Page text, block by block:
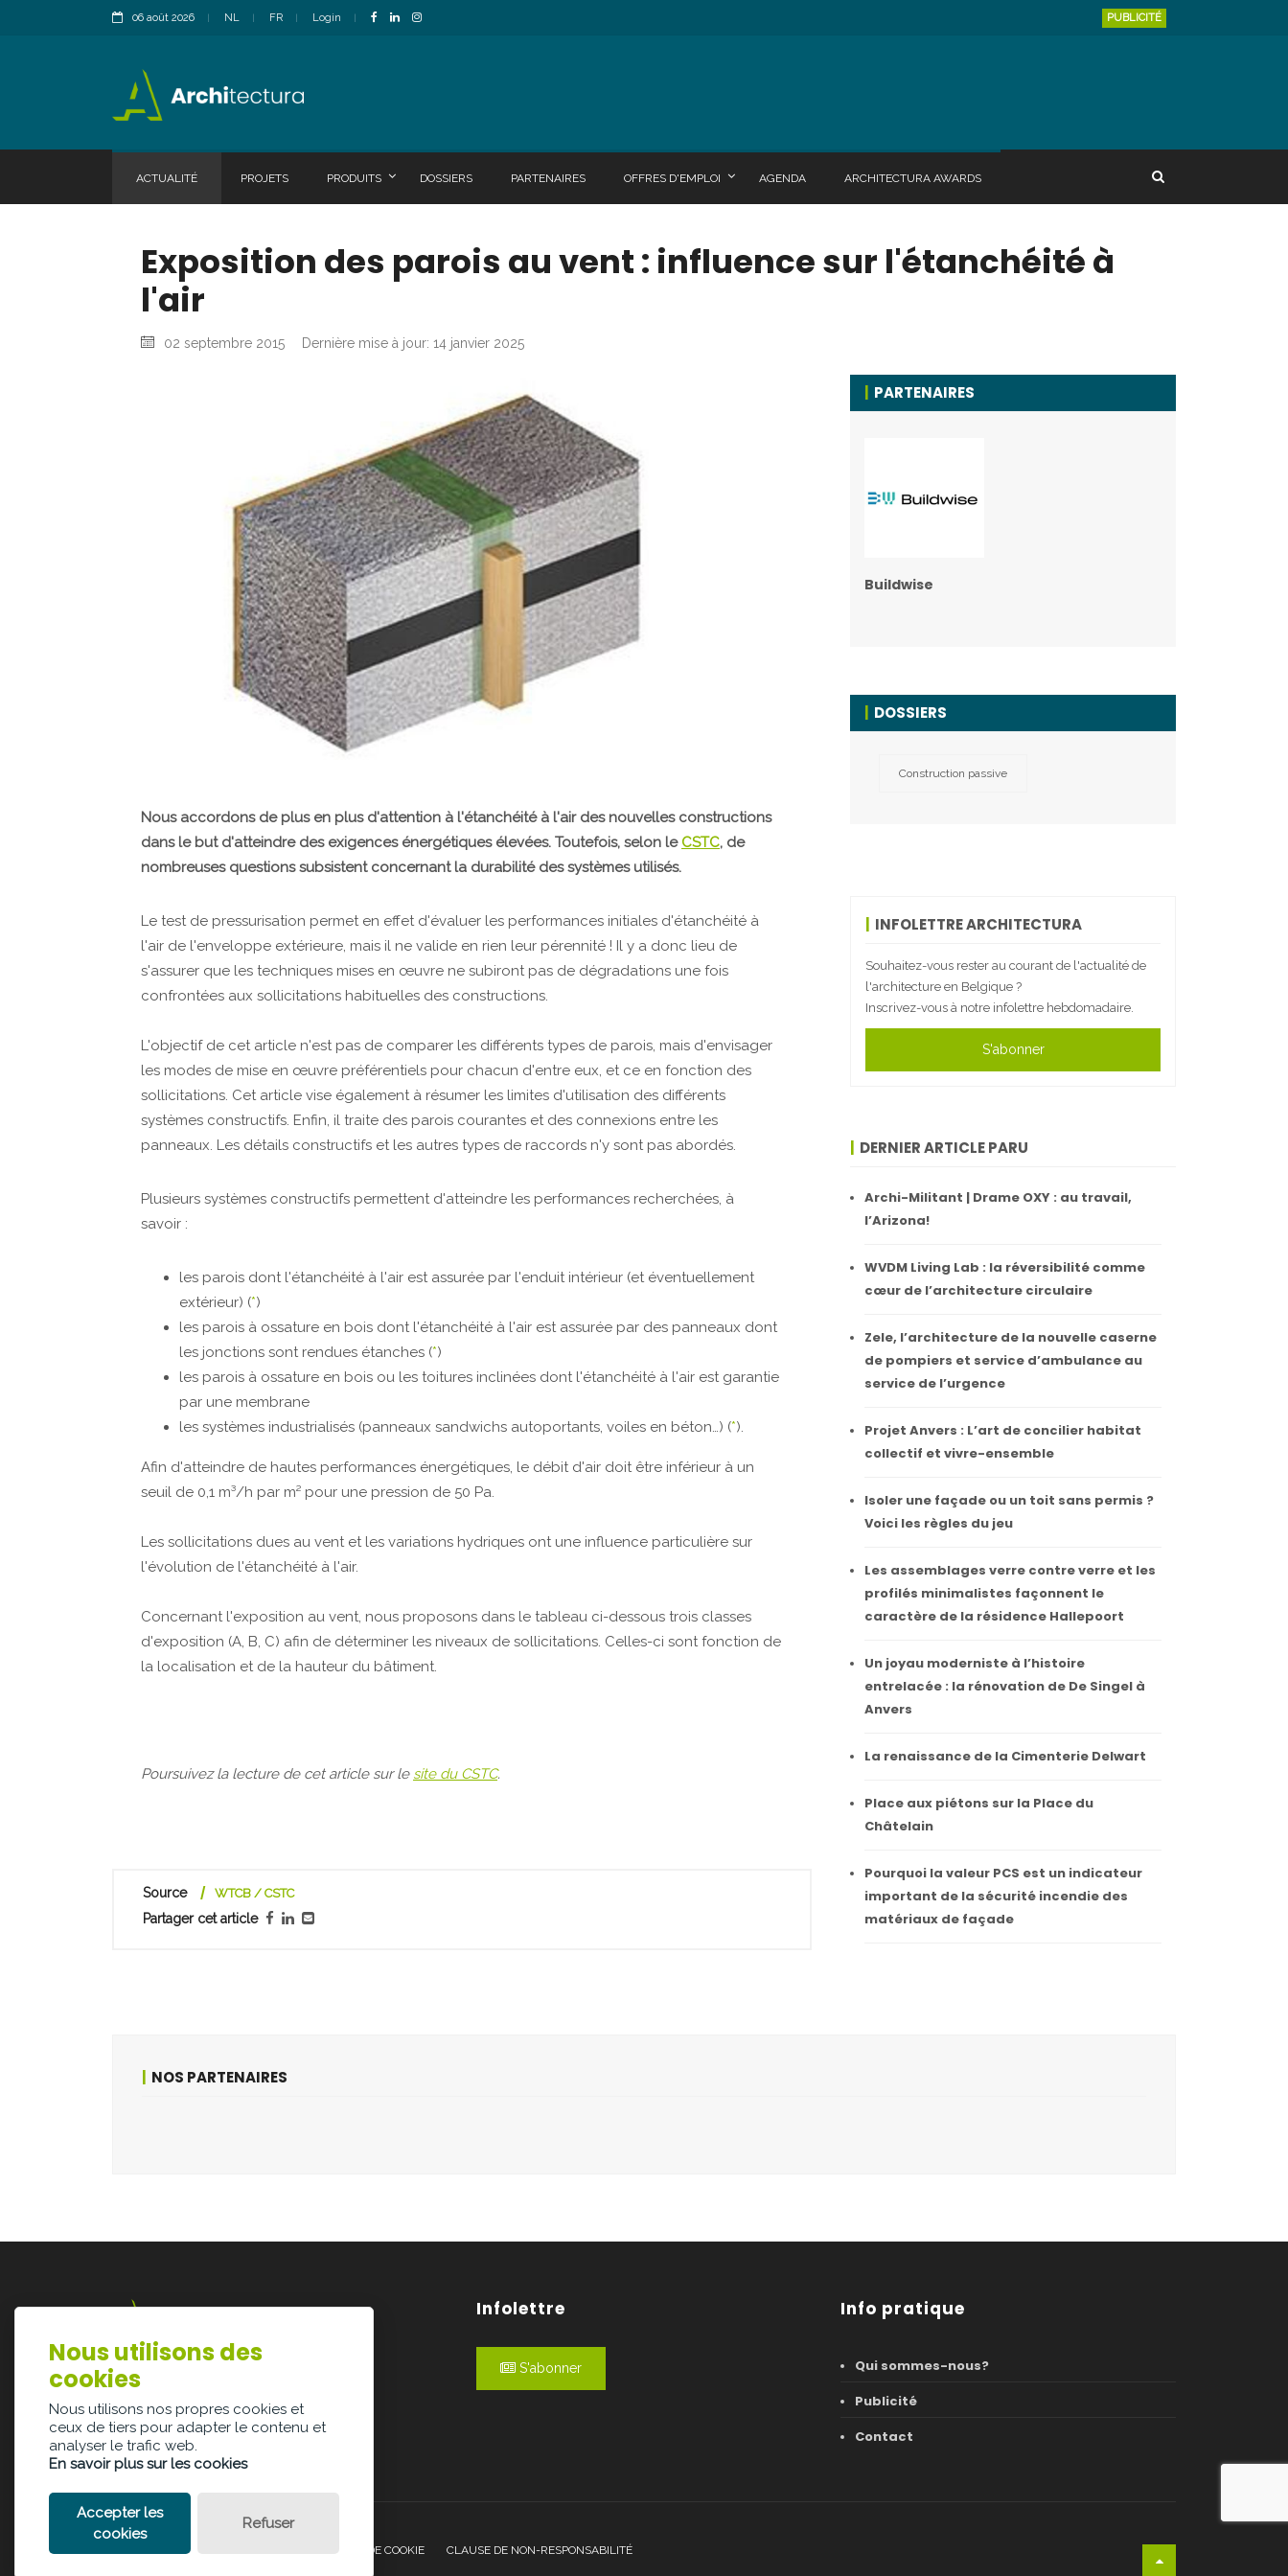
06 août 2026 NL FR Login PUBLICITÉ
ACTUALITÉ PROJETS PRODUITS DOSSIERS PARTENAIRES OFFRES D'EMPLOI AGENDA ARCHITECTURA AWARDS
Exposition des parois au vent : influence sur l'étanchéité à
l'air
02 septembre 2015 Dernière mise à jour: 14 janvier 2025
Nous accordons de plus en plus d'attention à l'étanchéité à l'air des nouvelles constructions
dans le but d'atteindre des exigences énergétiques élevées. Toutefois, selon le CSTC, de
nombreuses questions subsistent concernant la durabilité des systèmes utilisés.
Le test de pressurisation permet en effet d'évaluer les performances initiales d'étanchéité à
l'air de l'enveloppe extérieure, mais il ne valide en rien leur pérennité ! Il y a donc lieu de
s'assurer que les techniques mises en œuvre ne subiront pas de dégradations une fois
confrontées aux sollicitations habituelles des constructions.
L'objectif de cet article n'est pas de comparer les différents types de parois, mais d'envisager
les modes de mise en œuvre préférentiels pour chacun d'entre eux, et ce en fonction des
sollicitations. Cet article vise également à résumer les limites d'utilisation des différents
systèmes constructifs. Enfin, il traite des parois courantes et des connexions entre les
panneaux. Les détails constructifs et les autres types de raccords n'y sont pas abordés.
Plusieurs systèmes constructifs permettent d'atteindre les performances recherchées, à
savoir :
les parois dont l'étanchéité à l'air est assurée par l'enduit intérieur (et éventuellement
extérieur) (*)
les parois à ossature en bois dont l'étanchéité à l'air est assurée par des panneaux dont
les jonctions sont rendues étanches (*)
les parois à ossature en bois ou les toitures inclinées dont l'étanchéité à l'air est garantie
par une membrane
les systèmes industrialisés (panneaux sandwichs autoportants, voiles en béton…) (*).
Afin d'atteindre de hautes performances énergétiques, le débit d'air doit être inférieur à un
seuil de 0,1 m³/h par m² pour une pression de 50 Pa.
Les sollicitations dues au vent et les variations hydriques ont une influence particulière sur
l'évolution de l'étanchéité à l'air.
Concernant l'exposition au vent, nous proposons dans le tableau ci-dessous trois classes
d'exposition (A, B, C) afin de déterminer les niveaux de sollicitations. Celles-ci sont fonction de
la localisation et de la hauteur du bâtiment.
Poursuivez la lecture de cet article sur le site du CSTC.
Source WTCB / CSTC
Partager cet article
PARTENAIRES
Buildwise
DOSSIERS
Construction passive
INFOLETTRE ARCHITECTURA
Souhaitez-vous rester au courant de l'actualité de
l'architecture en Belgique ?
Inscrivez-vous à notre infolettre hebdomadaire.
S'abonner
DERNIER ARTICLE PARU
Archi-Militant | Drame OXY : au travail,
l’Arizona!
WVDM Living Lab : la réversibilité comme
cœur de l’architecture circulaire
Zele, l’architecture de la nouvelle caserne
de pompiers et service d’ambulance au
service de l’urgence
Projet Anvers : L’art de concilier habitat
collectif et vivre-ensemble
Isoler une façade ou un toit sans permis ?
Voici les règles du jeu
Les assemblages verre contre verre et les
profilés minimalistes façonnent le
caractère de la résidence Hallepoort
Un joyau moderniste à l’histoire
entrelacée : la rénovation de De Singel à
Anvers
La renaissance de la Cimenterie Delwart
Place aux piétons sur la Place du
Châtelain
Pourquoi la valeur PCS est un indicateur
important de la sécurité incendie des
matériaux de façade
NOS PARTENAIRES
Lazarijstraat 168
3500 Hasselt
Infolettre
S'abonner
Info pratique
Qui sommes-nous?
Publicité
Contact
POLITIQUE DE CONFIDENTIALITÉ POLITIQUE DE COOKIE CLAUSE DE NON-RESPONSABILITÉ
Nous utilisons des
cookies
Nous utilisons nos propres cookies et
ceux de tiers pour adapter le contenu et
analyser le trafic web.
En savoir plus sur les cookies
Accepter les
cookies
Refuser